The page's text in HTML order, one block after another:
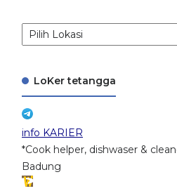
LoKer tetangga
info KARIER
*Cook helper, dishwaser &
Badung